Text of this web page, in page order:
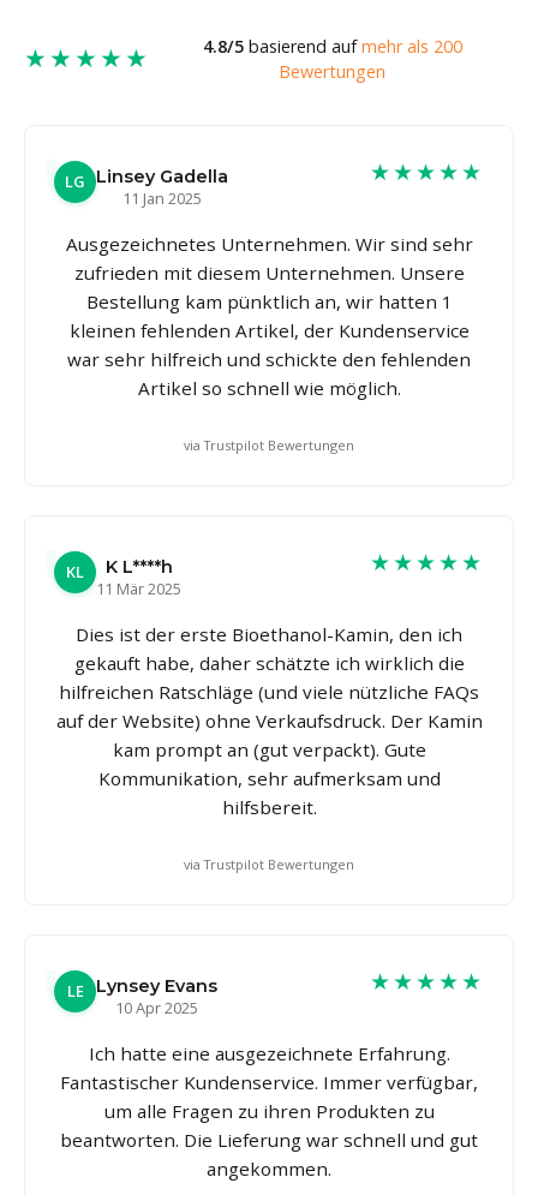
★★★★★ 4.8/5basierend aufmehr als 200
Bewertungen
LG
Linsey Gadella
11 Jan 2025
★★★★★
Ausgezeichnetes Unternehmen. Wir sind sehr
zufrieden mit diesem Unternehmen. Unsere
Bestellung kam pünktlich an, wir hatten 1
kleinen fehlenden Artikel, der Kundenservice
war sehr hilfreich und schickte den fehlenden
Artikel so schnell wie möglich.
via Trustpilot Bewertungen
KL
K L****h
11 Mär 2025
★★★★★
Dies ist der erste Bioethanol-Kamin, den ich
gekauft habe, daher schätzte ich wirklich die
hilfreichen Ratschläge (und viele nützliche FAQs
auf der Website) ohne Verkaufsdruck. Der Kamin
kam prompt an (gut verpackt). Gute
Kommunikation, sehr aufmerksam und
hilfsbereit.
via Trustpilot Bewertungen
LE
Lynsey Evans
10 Apr 2025
★★★★★
Ich hatte eine ausgezeichnete Erfahrung.
Fantastischer Kundenservice. Immer verfügbar,
um alle Fragen zu ihren Produkten zu
beantworten. Die Lieferung war schnell und gut
angekommen.